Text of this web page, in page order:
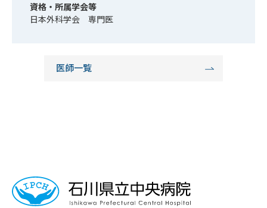
資格・所属学会等
日本外科学会 専門医
医師一覧